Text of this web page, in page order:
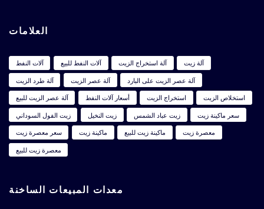
العلامات
آلات النفط آلات النفط للبيع آلة استخراج الزيت
آلة زيت
آلة طرد الزيت
آلة عصر الزيت
آلة عصر الزيت على البارد
آلة عصر الزيت للبيع
أسعار آلات النفط استخراج الزيت
استخلاص الزيت
زيت الفول السوداني
زيت النخيل زيت عباد الشمس
سعر ماكينة زيت
سعر معصرة زيت
ماكينة زيت ماكينة زيت للبيع
معصرة زيت
معصرة زيت للبيع
معدات المبيعات الساخنة